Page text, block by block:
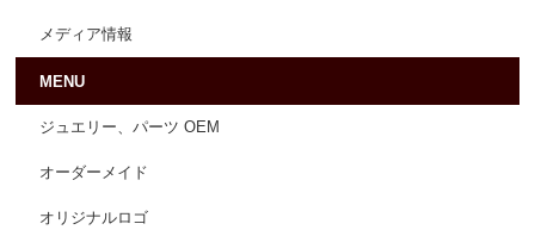
メディア情報
MENU
ジュエリー、パーツ OEM
オーダーメイド
オリジナルロゴ